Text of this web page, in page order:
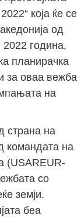
која ќе се
од
2022 година,
планирачка
за оваа вежба
на
страна на
командата на
(USAREUR-
со
земји.
беа